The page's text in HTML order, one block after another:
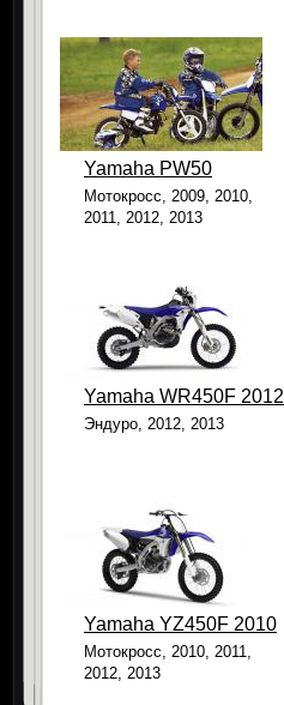
Yamaha PW50
Мотокросс, 2009, 2010,
2011, 2012, 2013
Yamaha WR450F 2012
Эндуро, 2012, 2013
Yamaha YZ450F 2010
Мотокросс, 2010, 2011,
2012, 2013